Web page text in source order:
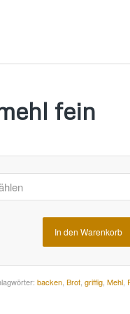
fein
In den Warenkorb
backen ,Brot ,griffig ,Mehl